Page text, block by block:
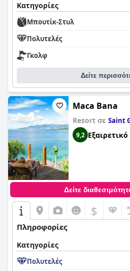
Κατηγορίες
Μπουτίκ-Στυλ
Πολυτελές
Γκολφ
Δείτε
Maca Bana
Resort σε Saint
9,2 Εξαιρετικό
Δείτε
$
Πληροφορίες
Κατηγορίες
Πολυτελές